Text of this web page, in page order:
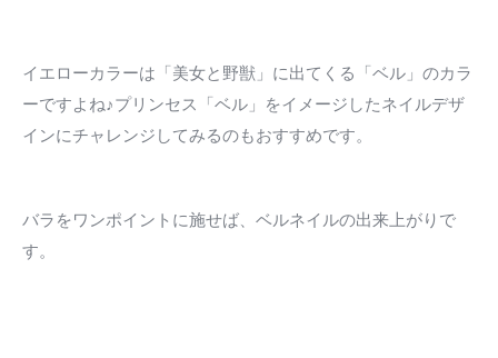
イエローカラーは「美女と野獣」に出てくる「ベル」のカラ
ーですよね♪プリンセス「ベル」をイメージしたネイルデザ
インにチャレンジしてみるのもおすすめです。
バラをワンポイントに施せば、ベルネイルの出来上がりで
す。